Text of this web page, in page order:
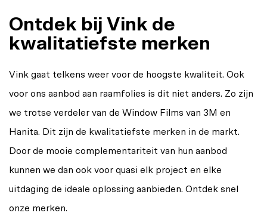
Ontdek bij Vink de
kwalitatiefste merken
Vink gaat telkens weer voor de hoogste kwaliteit. Ook
voor ons aanbod aan raamfolies is dit niet anders. Zo zijn
we trotse verdeler van de Window Films van 3M en
Hanita. Dit zijn de kwalitatiefste merken in de markt.
Door de mooie complementariteit van hun aanbod
kunnen we dan ook voor quasi elk project en elke
uitdaging de ideale oplossing aanbieden. Ontdek snel
onze merken.